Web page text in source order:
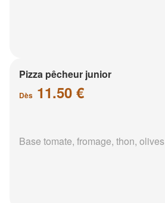
Pizza pêcheur junior
Dès 11.50 €
Base tomate, fromage, thon, olives